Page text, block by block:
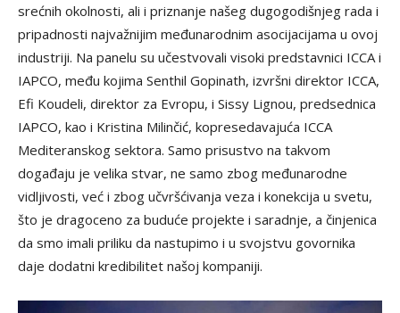
srećnih okolnosti, ali i priznanje našeg dugogodišnjeg rada i
pripadnosti najvažnijim međunarodnim asocijacijama u ovoj
industriji. Na panelu su učestvovali visoki predstavnici ICCA i
IAPCO, među kojima Senthil Gopinath, izvršni direktor ICCA,
Efi Koudeli, direktor za Evropu, i Sissy Lignou, predsednica
IAPCO, kao i Kristina Milinčić, kopresedavajuća ICCA
Mediteranskog sektora. Samo prisustvo na takvom
događaju je velika stvar, ne samo zbog međunarodne
vidljivosti, već i zbog učvršćivanja veza i konekcija u svetu,
što je dragoceno za buduće projekte i saradnje, a činjenica
da smo imali priliku da nastupimo i u svojstvu govornika
daje dodatni kredibilitet našoj kompaniji.